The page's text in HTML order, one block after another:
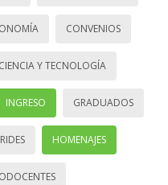
CONVENIOS
CIENCIA Y TECNOLOGÍA
INGRESO GRADUADOS
HOMENAJES